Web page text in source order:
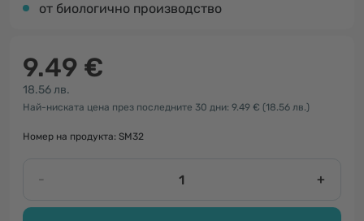
от биологично производство
9.49 €
18.56 лв.
Най-ниската цена през последните 30 дни: 9.49 € (18.56 лв.)
Номер на продукта: SM32
- +